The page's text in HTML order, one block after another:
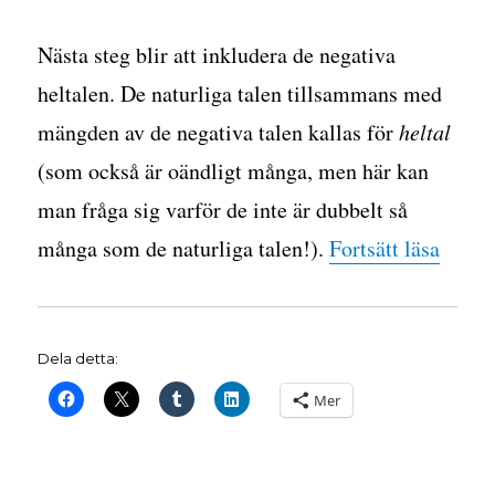
Nästa steg blir att inkludera de negativa
heltalen. De naturliga talen tillsammans med
mängden av de negativa talen kallas förheltal
(som också är oändligt många, men här kan
man fråga sig varför de inte är dubbelt så
många som de naturliga talen!).Fortsätt läsa
Dela detta:
Mer